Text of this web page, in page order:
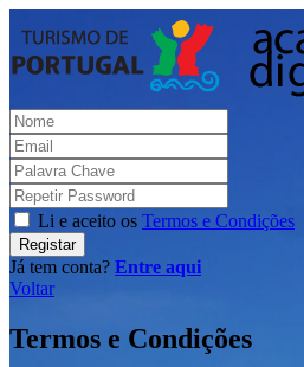
Li e aceito os Termos e Condições
Registar
Já tem conta? Entre aqui
Voltar
Termos e Condições